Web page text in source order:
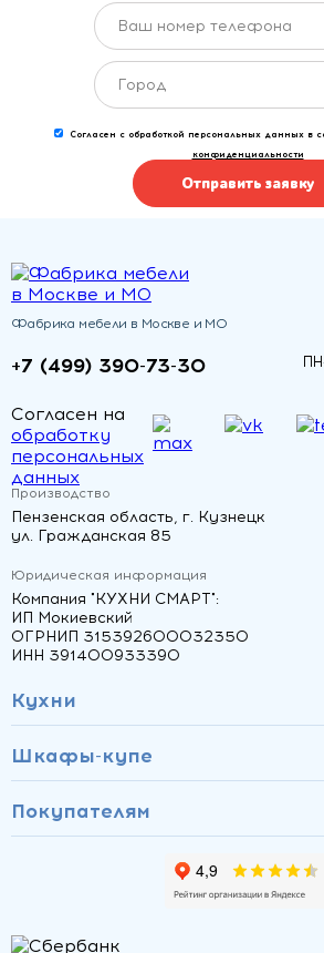
Согласен с обработкой персональных данных в
конфиденциальности
Отправить заявку
Фабрика мебели в Москве и МО
+7 (499) 390-73-30
Согласен на
обработку
персональных
данных
Производство
Пензенская область, г. Кузнецк
ул. Гражданская 85
Юридическая информация
Компания "КУХНИ СМАРТ":
ИП Мокиевский
ОГРНИП 315392600032350
ИНН 391400933390
Кухни
Шкафы-купе
Покупателям